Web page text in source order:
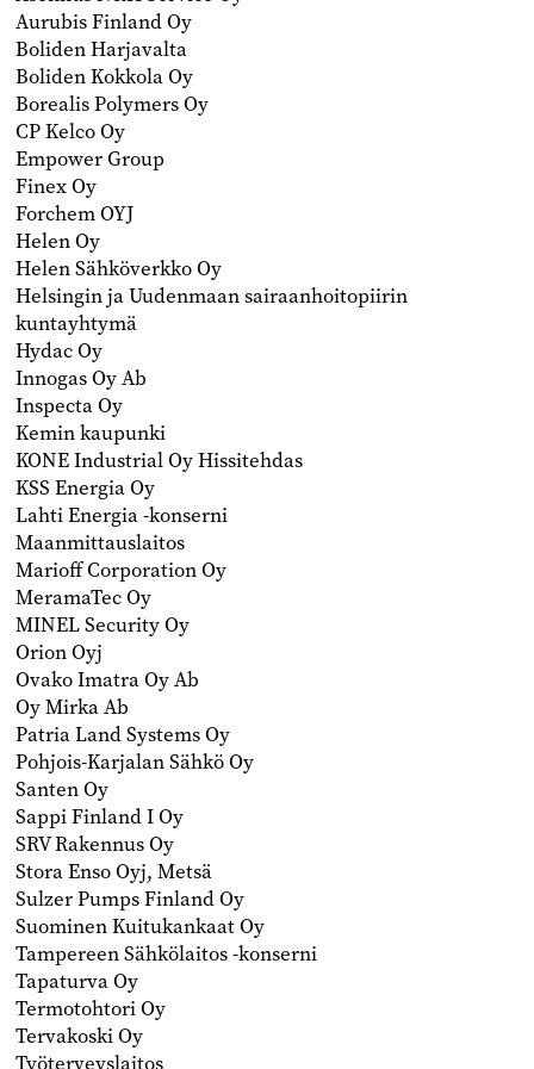
Aurubis Finland Oy
Boliden Harjavalta
Boliden Kokkola Oy
Borealis Polymers Oy
CP Kelco Oy
Empower Group
Finex Oy
Forchem OYJ
Helen Oy
Helen Sähköverkko Oy
Helsingin ja Uudenmaan sairaanhoitopiirin
kuntayhtymä
Hydac Oy
Innogas Oy Ab
Inspecta Oy
Kemin kaupunki
KONE Industrial Oy Hissitehdas
KSS Energia Oy
Lahti Energia -konserni
Maanmittauslaitos
Marioff Corporation Oy
MeramaTec Oy
MINEL Security Oy
Orion Oyj
Ovako Imatra Oy Ab
Oy Mirka Ab
Patria Land Systems Oy
Pohjois-Karjalan Sähkö Oy
Santen Oy
Sappi Finland I Oy
SRV Rakennus Oy
Stora Enso Oyj, Metsä
Sulzer Pumps Finland Oy
Suominen Kuitukankaat Oy
Tampereen Sähkölaitos -konserni
Tapaturva Oy
Termotohtori Oy
Tervakoski Oy